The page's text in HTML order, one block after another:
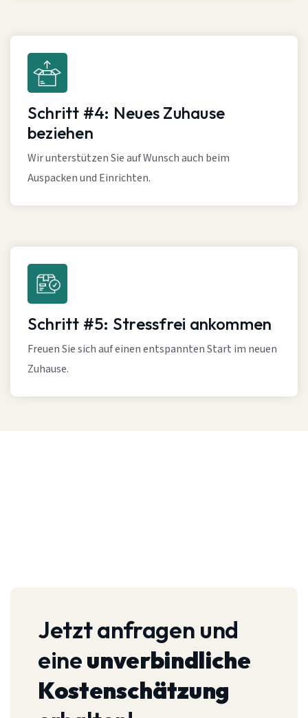
Schritt #4: Neues Zuhause
beziehen
Wir unterstützen Sie auf Wunsch auch beim
Auspacken und Einrichten.
Schritt #5: Stressfrei ankommen
Freuen Sie sich auf einen entspannten Start im neuen
Zuhause.
Jetzt anfragen und
eineunverbindliche
Kostenschätzung